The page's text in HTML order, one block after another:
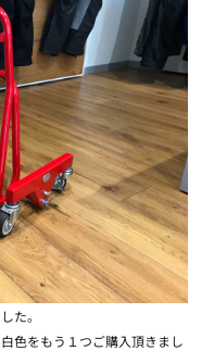
た。
色をもう１つご購入頂きまし